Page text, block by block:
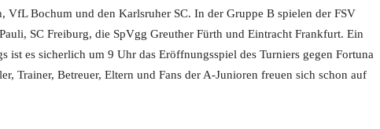
VfL Bochum und den Karlsruher SC. In der Gruppe B spielen der FSV
SC Freiburg, die SpVgg Greuther Fürth und Eintracht Frankfurt. Ein
ist es sicherlich um 9 Uhr das Eröffnungsspiel des Turniers gegen Fortuna
Trainer, Betreuer, Eltern und Fans der A-Junioren freuen sich schon auf